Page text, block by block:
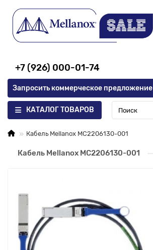
+7 (926) 000-01-74
Запросить коммерческое предложение
КАТАЛОГ ТОВАРОВ
Кабель Mellanox MC2206130-001
Кабель Mellanox MC2206130-001